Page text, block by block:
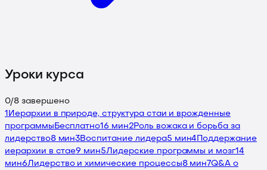
Уроки курса
0/8завершено
1 Иерархии в природе, структура стаи и врожденные
программы Бесплатно16 мин2Роль вожака и борьба за
лидерство8 мин3Воспитание лидера5 мин4
Поддержание
иерархии в стае9 мин5Лидерские программы и мозг14
мин6Лидерство и химические процессы8 мин7Q&A о